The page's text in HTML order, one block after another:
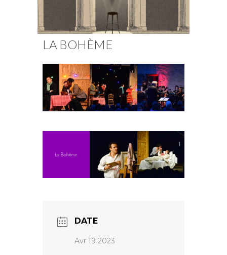
Fuoco Obbligato
Fuoco Jazz
CDs
Vidéos
Presse
Nous soutenirLA BOHÈME
DATE
Avr 19 2023